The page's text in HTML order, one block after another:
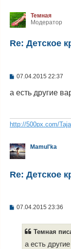
Темная
Модератор
Re: Детское
С
о
б
н
и
07.04.2015 22:37
а есть другие
http://500px.com/
Mamul'ka
Re: Детское
С
07.04.2015 23:36
Темная
а есть